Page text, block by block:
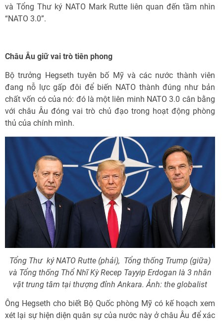
và Tổng Thư ký NATO Mark Rutte liên quan đến tầm nhìn
“NATO 3.0”.
Châu Âu giữ vai trò tiên phong
Bộ trưởng Hegseth tuyên bố Mỹ và các nước thành viên
đang nỗ lực gấp đôi để biến NATO thành đúng như bản
chất vốn có của nó: đó là một liên minh NATO 3.0 cân bằng
với châu Âu đóng vai trò chủ đạo trong hoạt động phòng
thủ của chính mình.
Tổng Thư ký NATO Rutte (phải), Tổng thống Trump (giữa)
và Tổng thống Thổ Nhĩ Kỳ Recep Tayyip Erdogan là 3 nhân
vật trung tâm tại thượng đỉnh Ankara. Ảnh: the globalist
Ông Hegseth cho biết Bộ Quốc phòng Mỹ có kế hoạch xem
xét lại sự hiện diện quân sự của nước này ở châu Âu để xác